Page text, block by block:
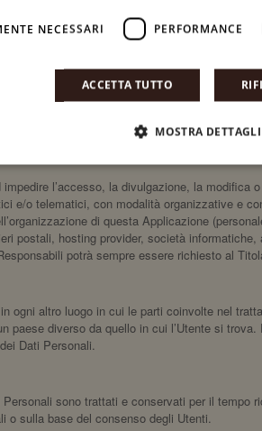
sono incoraggiati a contattare il Titolare.
- da parte di questa Applicazione o dei
documento.
ottenuti, pubblicati o condivisi mediante
DATI RACCOLTI
l’accesso, la divulgazione, la modifica
e/o telematici, con modalità organizzative e
di questa Applicazione
postali, hosting provider, società
potrà sempre essere richiesto al
ogni altro luogo in cui le parti coinvolte nel
paese diverso da quello in cui l’Utente si
Dati Personali.
sono trattati e conservati per il
o sulla base del consenso degli Utenti.
NECESSARI PERFORMANCE
ACCETTA TUTTO
MOSTRA DETTAGLI